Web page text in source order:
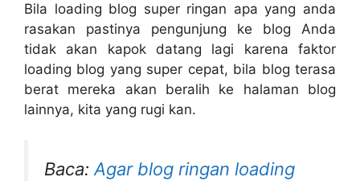
Bila loading blog super ringan apa yang anda
rasakan pastinya pengunjung ke blog Anda
tidak akan kapok datang lagi karena faktor
loading blog yang super cepat, bila blog terasa
berat mereka akan beralih ke halaman blog
lainnya, kita yang rugi kan.
Baca:Agar blog ringan loading